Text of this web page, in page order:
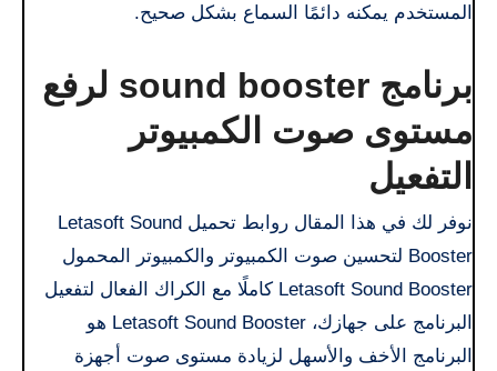
المستخدم يمكنه دائمًا السماع بشكل صحيح.
برنامج sound booster لرفع
مستوى صوت الكمبيوتر
التفعيل
نوفر لك في هذا المقال روابط تحميل Letasoft Sound
Booster لتحسين صوت الكمبيوتر والكمبيوتر المحمول
Letasoft Sound Booster كاملًا مع الكراك الفعال لتفعيل
البرنامج على جهازك، Letasoft Sound Booster هو
البرنامج الأخف والأسهل لزيادة مستوى صوت أجهزة